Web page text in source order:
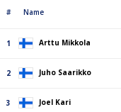
# Name
1 Arttu Mikkola
2 Juho Saarikko
3 Joel Kari